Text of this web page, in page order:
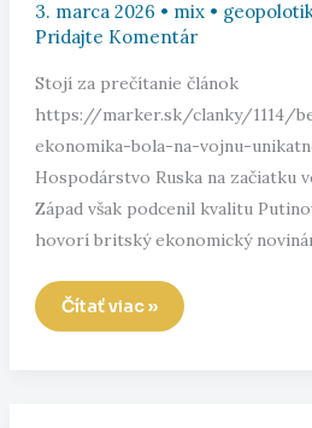
3. marca 2026 • mix•
Pridajte Komentár
Stojí za prečítanie článok
https://marker.sk/clanky/1114/
ekonomika-bola-na-vojnu-
Hospodárstvo Ruska na začiatku
Západ však podcenil kvalitu
hovorí britský ekonomický
Ben
Ruská
Čítať viac »